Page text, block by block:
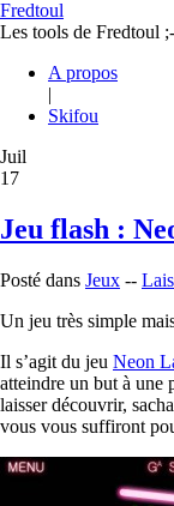
Fredtoul
Les tools de Fredtoul
A propos
|
Skifou
Juil
17
Jeu flash :
Posté dans Jeux --
Un jeu très simple
Il s’agit du jeu Neon
atteindre un but à une
laisser découvrir,
vous vous suffiront